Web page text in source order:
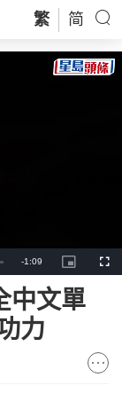
繁 简
Remaining
Time
-1:09
Picture-
in-
中文單
力